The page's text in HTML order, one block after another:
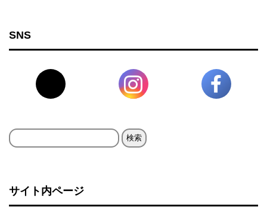
SNS
検
サイト内ページ